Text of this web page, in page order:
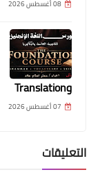
08 أغسطس 2026
وTranslation
07 أغسطس 2026
التعليقات